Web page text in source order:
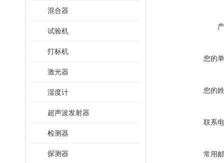
混合器
试验机
打标机
激光器
湿度计
超声波发射器
检测器
探测器
您的
您的
联系
常用